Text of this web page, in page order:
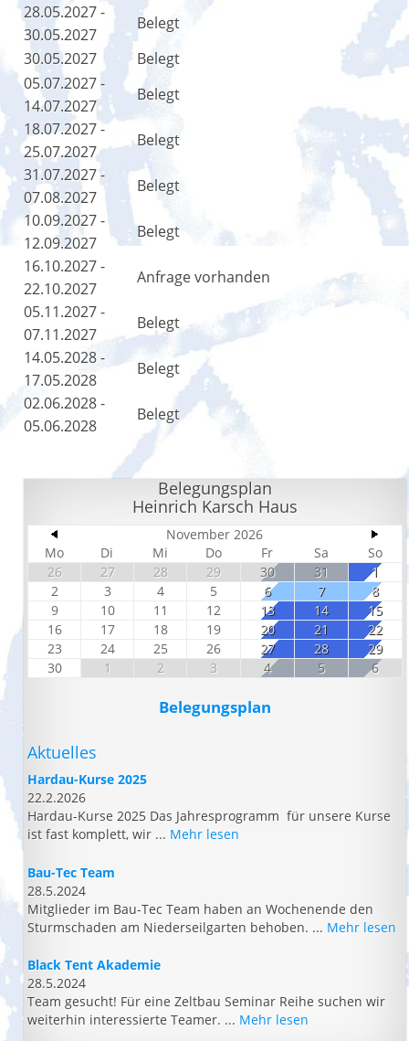
28.05.2027 -
30.05.2027
Belegt
30.05.2027
Belegt
05.07.2027 -
14.07.2027
Belegt
18.07.2027 -
25.07.2027
Belegt
31.07.2027 -
07.08.2027
Belegt
10.09.2027 -
12.09.2027
Belegt
16.10.2027 -
22.10.2027
Anfrage vorhanden
05.11.2027 -
07.11.2027
Belegt
14.05.2028 -
17.05.2028
Belegt
02.06.2028 -
05.06.2028
Belegt
Belegungsplan
Heinrich Karsch Haus
November 2026
Mo
Di Mi Do Fr Sa
So
26
27 28 29 30 31
1
2
3 4 5 6 7
8
9
10 11 12 13 14
15
16
17 18 19 20 21
22
23
24 25 26 27 28
29
30
1 2 3 4 5 6
Belegungsplan
Aktuelles
Hardau-Kurse 2025
22.2.2026
Hardau-Kurse 2025 Das Jahresprogramm für unsere Kurse
ist fast komplett, wir ... Mehr lesen
Bau-Tec Team
28.5.2024
Mitglieder im Bau-Tec Team haben an Wochenende den
Sturmschaden am Niederseilgarten behoben. ... Mehr lesen
Black Tent Akademie
28.5.2024
Team gesucht! Für eine Zeltbau Seminar Reihe suchen wir
weiterhin interessierte Teamer. ... Mehr lesen